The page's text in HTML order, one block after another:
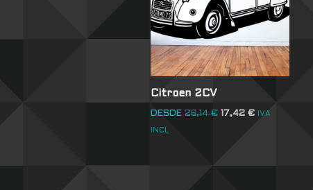
Citroen 2CV
DESDE 26,14€ 17,42 € IVA
INCL